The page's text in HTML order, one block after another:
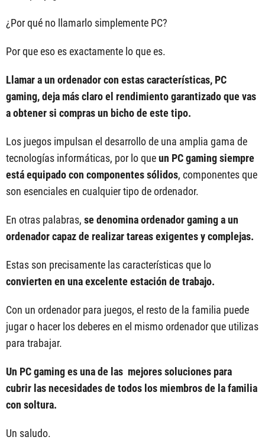
¿Por qué no llamarlo simplemente PC?
Por que eso es exactamente lo que es.
Llamar a un ordenador con estas características, PC
gaming, deja más claro el rendimiento garantizado que vas
a obtener si compras un bicho de este tipo.
Los juegos impulsan el desarrollo de una amplia gama de
tecnologías informáticas, por lo queun PC gaming siempre
está equipado con componentes sólidos, componentes que
son esenciales en cualquier tipo de ordenador.
En otras palabras, se denomina ordenador gaming a un
ordenador capaz de realizar tareas exigentes y complejas.
Estas son precisamente las características que lo
convierten en una excelente estación de trabajo.
Con un ordenador para juegos, el resto de la familia puede
jugar o hacer los deberes en el mismo ordenador que utilizas
para trabajar.
Un PC gaming es una de las mejores soluciones para
cubrir las necesidades de todos los miembros de la familia
con soltura.
Un saludo.